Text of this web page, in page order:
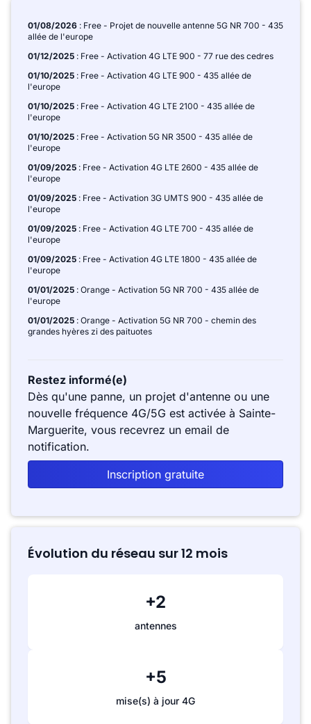
01/08/2026 : Free - Projet de nouvelle antenne 5G NR 700 - 435
allée de l'europe
01/12/2025 : Free - Activation 4G LTE 900 - 77 rue des cedres
01/10/2025 : Free - Activation 4G LTE 900 - 435 allée de
l'europe
01/10/2025 : Free - Activation 4G LTE 2100 - 435 allée de
l'europe
01/10/2025 : Free - Activation 5G NR 3500 - 435 allée de
l'europe
01/09/2025 : Free - Activation 4G LTE 2600 - 435 allée de
l'europe
01/09/2025 : Free - Activation 3G UMTS 900 - 435 allée de
l'europe
01/09/2025 : Free - Activation 4G LTE 700 - 435 allée de
l'europe
01/09/2025 : Free - Activation 4G LTE 1800 - 435 allée de
l'europe
01/01/2025 : Orange - Activation 5G NR 700 - 435 allée de
l'europe
01/01/2025 : Orange - Activation 5G NR 700 - chemin des
grandes hyères zi des paituotes
Restez informé(e)
Dès qu'une panne, un projet d'antenne ou une
nouvelle fréquence 4G/5G est activée à Sainte-
Marguerite, vous recevrez un email de
notification.
Inscription gratuite
Évolution du réseau sur 12 mois
+2
antennes
+5
mise(s) à jour 4G